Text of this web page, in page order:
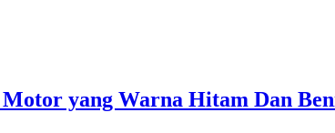
yang Warna Hitam Dan